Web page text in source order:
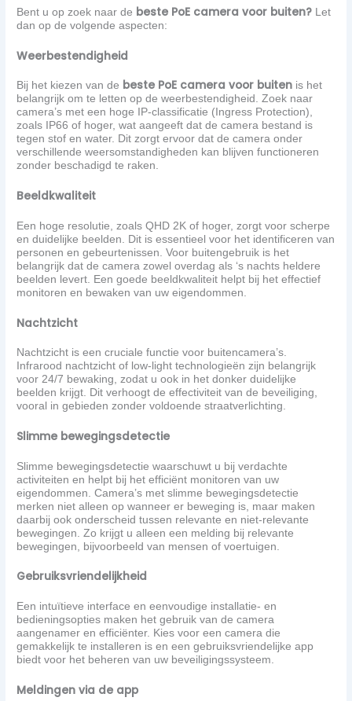
Bent u op zoek naar de beste PoE camera voor buiten? Let
dan op de volgende aspecten:
Weerbestendigheid
Bij het kiezen van de beste PoE camera voor buiten is het
belangrijk om te letten op de weerbestendigheid. Zoek naar
camera’s met een hoge IP-classificatie (Ingress Protection),
zoals IP66 of hoger, wat aangeeft dat de camera bestand is
tegen stof en water. Dit zorgt ervoor dat de camera onder
verschillende weersomstandigheden kan blijven functioneren
zonder beschadigd te raken.
Beeldkwaliteit
Een hoge resolutie, zoals QHD 2K of hoger, zorgt voor scherpe
en duidelijke beelden. Dit is essentieel voor het identificeren van
personen en gebeurtenissen. Voor buitengebruik is het
belangrijk dat de camera zowel overdag als ‘s nachts heldere
beelden levert. Een goede beeldkwaliteit helpt bij het effectief
monitoren en bewaken van uw eigendommen.
Nachtzicht
Nachtzicht is een cruciale functie voor buitencamera’s.
Infrarood nachtzicht of low-light technologieën zijn belangrijk
voor 24/7 bewaking, zodat u ook in het donker duidelijke
beelden krijgt. Dit verhoogt de effectiviteit van de beveiliging,
vooral in gebieden zonder voldoende straatverlichting.
Slimme bewegingsdetectie
Slimme bewegingsdetectie waarschuwt u bij verdachte
activiteiten en helpt bij het efficiënt monitoren van uw
eigendommen. Camera’s met slimme bewegingsdetectie
merken niet alleen op wanneer er beweging is, maar maken
daarbij ook onderscheid tussen relevante en niet-relevante
bewegingen. Zo krijgt u alleen een melding bij relevante
bewegingen, bijvoorbeeld van mensen of voertuigen.
Gebruiksvriendelijkheid
Een intuïtieve interface en eenvoudige installatie- en
bedieningsopties maken het gebruik van de camera
aangenamer en efficiënter. Kies voor een camera die
gemakkelijk te installeren is en een gebruiksvriendelijke app
biedt voor het beheren van uw beveiligingssysteem.
Meldingen via de app